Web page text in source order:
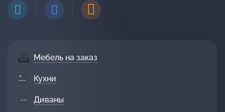
Мебель на заказ
Кухни
Диваны